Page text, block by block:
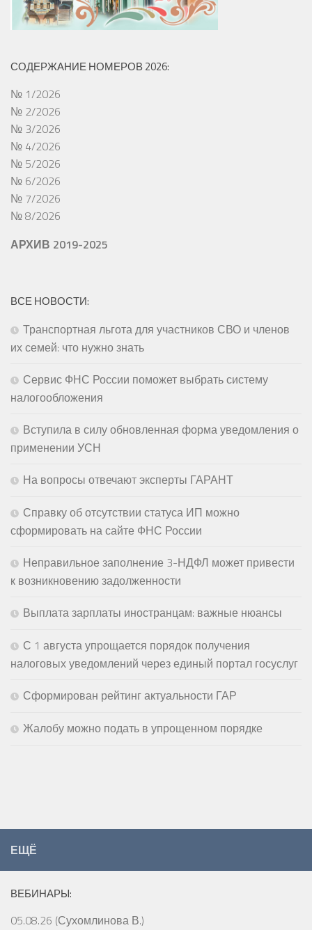
СОДЕРЖАНИЕ НОМЕРОВ 2026:
№ 1/2026
№ 2/2026
№ 3/2026
№ 4/2026
№ 5/2026
№ 6/2026
№ 7/2026
№ 8/2026
АРХИВ 2019-2025
ВСЕ НОВОСТИ:
Транспортная льгота для участников СВО и членов
их семей: что нужно знать
Сервис ФНС России поможет выбрать систему
налогообложения
Вступила в силу обновленная форма уведомления о
применении УСН
На вопросы отвечают эксперты ГАРАНТ
Справку об отсутствии статуса ИП можно
сформировать на сайте ФНС России
Неправильное заполнение 3-НДФЛ может привести
к возникновению задолженности
Выплата зарплаты иностранцам: важные нюансы
С 1 августа упрощается порядок получения
налоговых уведомлений через единый портал госуслуг
Сформирован рейтинг актуальности ГАР
Жалобу можно подать в упрощенном порядке
ЕЩЁ
ВЕБИНАРЫ:
05.08.26 (Сухомлинова В.)